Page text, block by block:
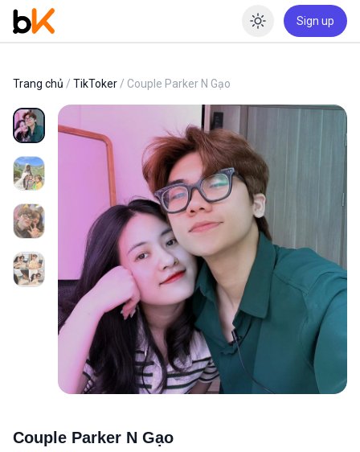
Enable
Sign up
Trang chủ / TikToker / Couple Parker N Gạo
Couple Parker N Gạo